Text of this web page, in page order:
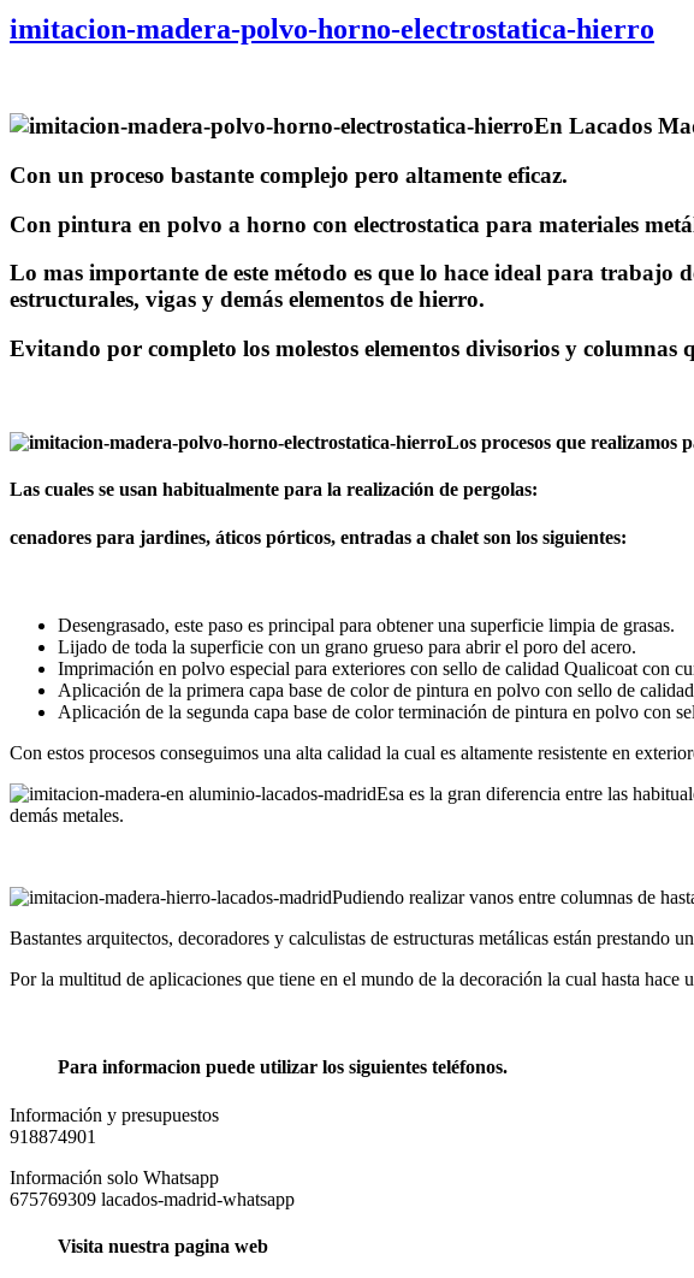
imitacion-madera-polvo-horno-electrostatica-hierro
En Lacados
Con un proceso bastante complejo pero altamente eficaz.
Con pintura en polvo a horno con electrostatica para materiales
Lo mas importante de este método es que lo hace ideal para trabajo
estructurales, vigas y demás elementos de hierro.
Evitando por completo los molestos elementos divisorios y columnas
Los procesos que realizamos
Las cuales se usan habitualmente para la realización de pergolas:
cenadores para jardines, áticos pórticos, entradas a chalet son los siguientes:
Desengrasado, este paso es principal para obtener una superficie limpia de grasas.
Lijado de toda la superficie con un grano grueso para abrir el poro del acero.
Imprimación en polvo especial para exteriores con sello de calidad Qualicoat con
Aplicación de la primera capa base de color de pintura en polvo con sello de
Aplicación de la segunda capa base de color terminación de pintura en polvo con
Con estos procesos conseguimos una alta calidad la cual es altamente resistente en
Esa es la gran diferencia entre las
demás metales.
Pudiendo realizar vanos entre columnas de
Bastantes arquitectos, decoradores y calculistas de estructuras metálicas están prestando
Por la multitud de aplicaciones que tiene en el mundo de la decoración la cual hasta hace
Para informacion puede utilizar los siguientes teléfonos.
Información y presupuestos
918874901
Información solo Whatsapp
675769309 lacados-madrid-whatsapp
Visita nuestra pagina web